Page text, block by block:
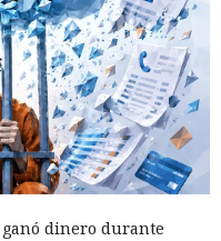
dinero durante